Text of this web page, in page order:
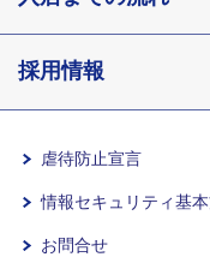
長野県
滋賀県
イリーゼが選ば
一日の流れ
介護用語をわか
有料老人ホームと
採用情報
虐待防止宣言
情報セキュリティ基
お問合せ